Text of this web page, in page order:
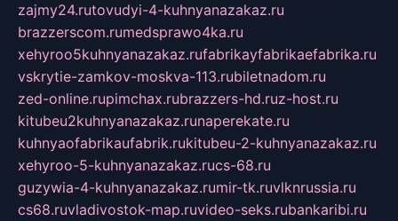
zajmy24.rutovudyi-4-kuhnyanazakaz.ru
brazzerscom.rumedsprawo4ka.ru
xehyroo5kuhnyanazakaz.rufabrikayfabrikaefabrika.ru
vskrytie-zamkov-moskva-113.rubiletnadom.ru
zed-online.rupimchax.rubrazzers-hd.ruz-host.ru
kitubeu2kuhnyanazakaz.runaperekate.ru
kuhnyaofabrikaufabrik.rukitubeu-2-kuhnyanazakaz.ru
xehyroo-5-kuhnyanazakaz.rucs-68.ru
guzywia-4-kuhnyanazakaz.rumir-tk.ruvlknrussia.ru
cs68.ruvladivostok-map.ruvideo-seks.rubankaribi.ru